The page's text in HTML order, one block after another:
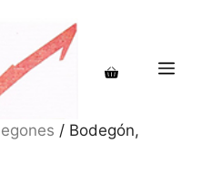
MENÚ
/ Bodegón,